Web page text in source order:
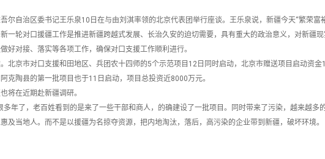
尔自治区委书记王乐泉10日在与由刘淇率领的北京代表团举行座谈。王乐泉说，新疆今天“繁荣富
一轮对口援疆工作是推进新疆跨越式发展、长治久安的迫切需要，具有重大的政治意义，对新疆
好对接、落实等各项工作，确保对口支援工作顺利进行。
北京市对口支援和田地区、兵团农十四师的5个示范项目12日同时启动，北京市赠送项目启动资金
克陶县的第一批项目也于11日启动，项目总投资近8000万元。
将在近期赴新疆调研。
年了，老百姓看到的是来了一些干部和商人，的确建设了一批项目。同时带来了污染，越来越多
及当地人。而不是以援疆为名掠夺资源，把内地淘汰，落后，高污染的企业带到新疆，破坏环境。